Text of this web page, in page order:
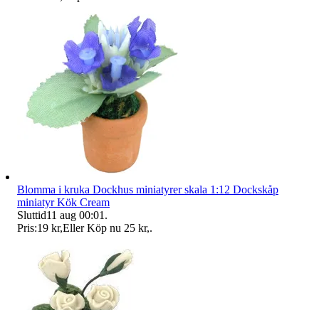
Blomma i kruka Dockhus miniatyrer skala 1:12 Dockskåp
miniatyr Kök Cream
Sluttid11 aug 00:01 .
Pris:19 kr,Eller Köp nu 25 kr,.